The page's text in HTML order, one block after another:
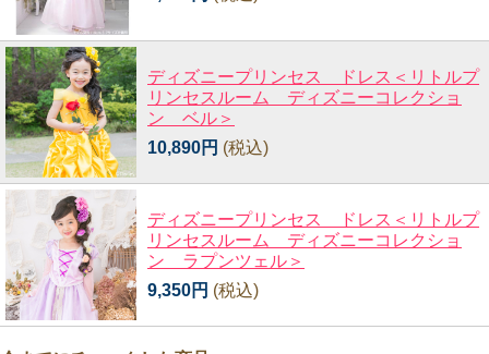
ディズニープリンセス ドレス＜リトルプ
リンセスルーム ディズニーコレクショ
ン ベル＞
10,890円 (税込)
ディズニープリンセス ドレス＜リトルプ
リンセスルーム ディズニーコレクショ
ン ラプンツェル＞
9,350円 (税込)